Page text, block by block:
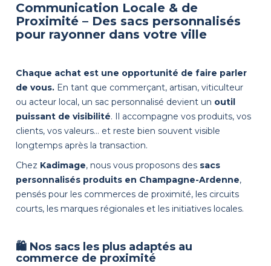
Communication Locale & de
Proximité – Des sacs personnalisés
pour rayonner dans votre ville
Chaque achat est une opportunité de faire parler
de vous. En tant que commerçant, artisan, viticulteur
ou acteur local, un sac personnalisé devient un outil
puissant de visibilité. Il accompagne vos produits, vos
clients, vos valeurs… et reste bien souvent visible
longtemps après la transaction.
Chez Kadimage, nous vous proposons des sacs
personnalisés produits en Champagne-Ardenne,
pensés pour les commerces de proximité, les circuits
courts, les marques régionales et les initiatives locales.
🛍️ Nos sacs les plus adaptés au
commerce de proximité